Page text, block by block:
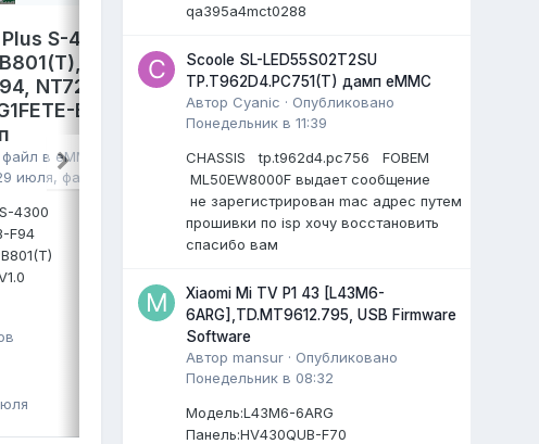
S-4300,
NT72690,
B041,
файл в eMMC, NAND
июля, файл
4300
F94
TP.SK706S.PC822. Damp
eMMC.
avdalevопубликовал файл в
NAND FLASH FULL SET
LEFF 50U540S Яндекс ТВ.
Main: TP.SK706S.PC822
Cpu: MT9632EAATDB
Panel: CC500PV5D
...
0 ответов
ВЫДЕЛИЛ
qa395a4mct0288
Scoole SL-LED55S02T2SU
TP.T962D4.PC751(T) дамп eMMC
Автор Cyanic · Опубликовано
Понедельник в 11:39
CHASSIS tp.t962d4.pc756 FOBEM
ML50EW8000F выдает сообщение
не зарегистрирован mac адрес путем
прошивки по isp хочу восстановить
спасибо вам
Xiaomi Mi TV P1 43 [L43M6-
6ARG],TD.MT9612.795, USB Firmware
Software
Авторmansur · Опубликовано
Понедельник в 08:32
Модель:L43M6-6ARG
Панель:HV430QUB-F70